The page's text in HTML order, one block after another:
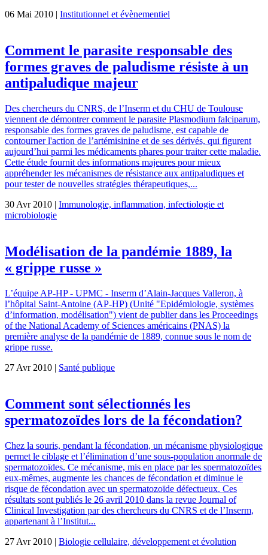
06 Mai 2010 | Institutionnel et évènementiel
Comment le parasite responsable des
formes graves de paludisme résiste à un
antipaludique majeur
Des chercheurs du CNRS, de l’Inserm et du CHU de Toulouse
viennent de démontrer comment le parasite Plasmodium falciparum,
responsable des formes graves de paludisme, est capable de
contourner l'action de l’artémisinine et de ses dérivés, qui figurent
aujourd’hui parmi les médicaments phares pour traiter cette maladie.
Cette étude fournit des informations majeures pour mieux
appréhender les mécanismes de résistance aux antipaludiques et
pour tester de nouvelles stratégies thérapeutiques,...
30 Avr 2010 | Immunologie, inflammation, infectiologie et
microbiologie
Modélisation de la pandémie 1889, la
« grippe russe »
L’équipe AP-HP - UPMC - Inserm d’Alain-Jacques Valleron, à
l’hôpital Saint-Antoine (AP-HP) (Unité "Epidémiologie, systèmes
d’information, modélisation") vient de publier dans les Proceedings
of the National Academy of Sciences américains (PNAS) la
première analyse de la pandémie de 1889, connue sous le nom de
grippe russe.
27 Avr 2010 | Santé publique
Comment sont sélectionnés les
spermatozoïdes lors de la fécondation?
Chez la souris, pendant la fécondation, un mécanisme physiologique
permet le ciblage et l’élimination d’une sous-population anormale de
spermatozoïdes. Ce mécanisme, mis en place par les spermatozoïdes
eux-mêmes, augmente les chances de fécondation et diminue le
risque de fécondation avec un spermatozoïde défectueux. Ces
résultats sont publiés le 26 avril 2010 dans la revue Journal of
Clinical Investigation par des chercheurs du CNRS et de l’Inserm,
appartenant à l’Institut...
27 Avr 2010 | Biologie cellulaire, développement et évolution